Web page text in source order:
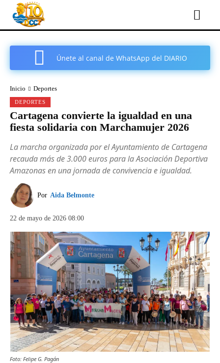
Únete al canal de WhatsApp del DIARIO
Inicio Deportes
DEPORTES
Cartagena convierte la igualdad en una
fiesta solidaria con Marchamujer 2026
La marcha organizada por el Ayuntamiento de Cartagena
recauda más de 3.000 euros para la Asociación Deportiva
Amazonas en una jornada de convivencia e igualdad.
Por Aida Belmonte
22 de mayo de 2026 08:00
Foto: Felipe G. Pagán